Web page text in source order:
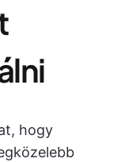
hogy